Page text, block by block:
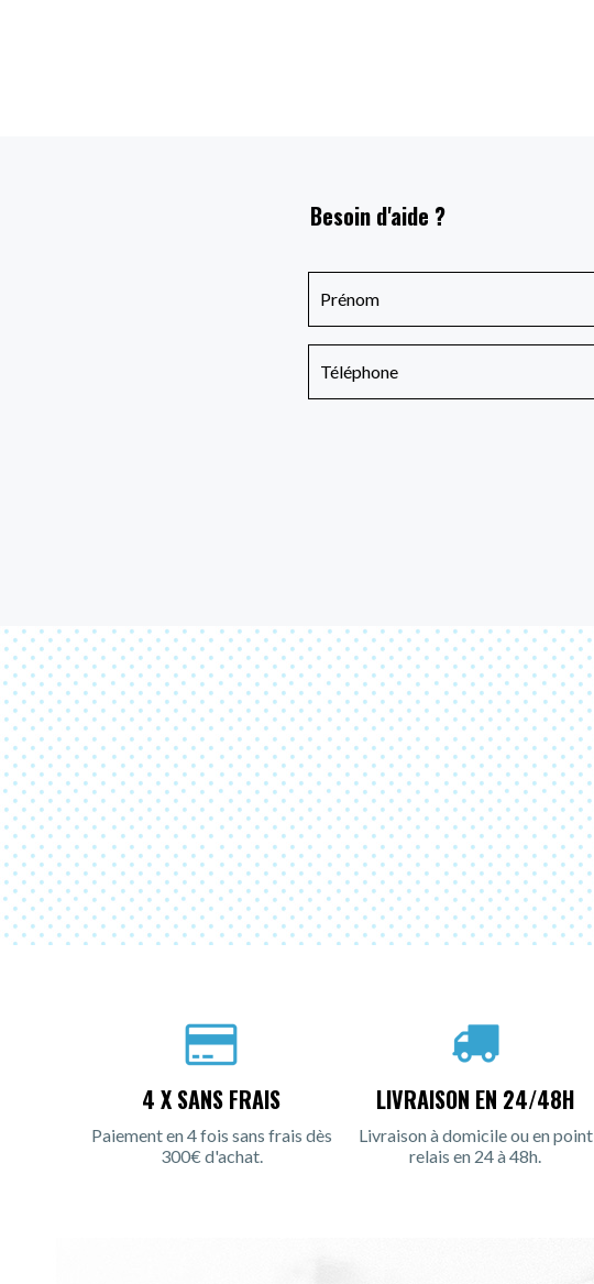
Besoin d'aide ?
4 X SANS FRAIS
Paiement en 4 fois sans frais dès
300€ d'achat.
LIVRAISON EN 24/48H
Livraison à domicile ou en point
relais en 24 à 48h.